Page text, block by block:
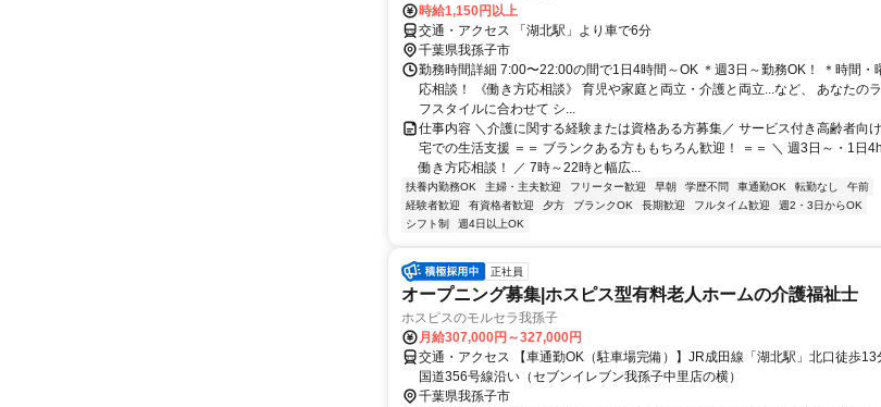
時給1,150円以上
交通・アクセス 「湖北駅」より車で6分
千葉県我孫子市
勤務時間詳細 7:00〜22:00の間で1日4時間～OK ＊週3日～勤務OK！ ＊時間・
応相談！ 《働き方応相談》 育児や家庭と両立・介護と両立...など、 あなたの
フスタイルに合わせて シ...
仕事内容 ＼介護に関する経験または資格ある方募集／ サービス付き高齢者向
宅での生活支援 ＝＝ ブランクある方ももちろん歓迎！ ＝＝ ＼ 週3日～・1日
働き方応相談！ ／ 7時～22時と幅広...
扶養内勤務OK 主婦・主夫歓迎 フリーター歓迎 早朝 学歴不問 車通勤OK 転勤なし
午前
経験者歓迎
有資格者歓迎 夕方 ブランクOK 長期歓迎 フルタイム歓迎
週2・3日からOK
シフト制
週4日以上OK
正社員
オープニング募集|ホスピス型有料老人ホームの介護福祉士
ホスピスのモルセラ我孫子
月給307,000円～327,000円
交通・アクセス 【車通勤OK（駐車場完備）】JR成田線「湖北駅」北口徒歩13
国道356号線沿い（セブンイレブン我孫子中里店の横）
千葉県我孫子市